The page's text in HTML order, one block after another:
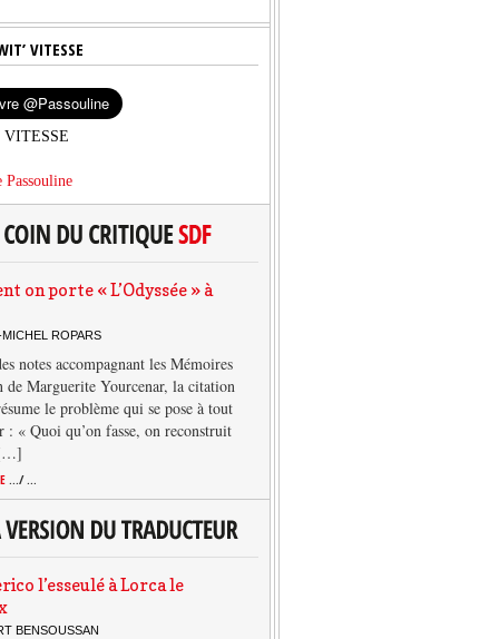
VITESSE
VITESSE
Passouline
on porte « L’Odyssée » à
ROPARS
notes accompagnant les Mémoires
de Marguerite Yourcenar, la citation
le problème qui se pose à tout
: « Quoi qu’on fasse, on reconstruit
.../ ...
l’esseulé à Lorca le
BENSOUSSAN